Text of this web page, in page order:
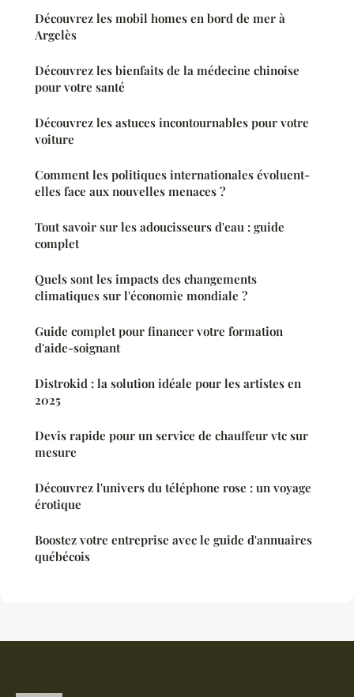
Découvrez les mobil homes en bord de mer à
Argelès
Découvrez les bienfaits de la médecine chinoise
pour votre santé
Découvrez les astuces incontournables pour votre
voiture
Comment les politiques internationales évoluent-
elles face aux nouvelles menaces ?
Tout savoir sur les adoucisseurs d'eau : guide
complet
Quels sont les impacts des changements
climatiques sur l'économie mondiale ?
Guide complet pour financer votre formation
d'aide-soignant
Distrokid : la solution idéale pour les artistes en
2025
Devis rapide pour un service de chauffeur vtc sur
mesure
Découvrez l'univers du téléphone rose : un voyage
érotique
Boostez votre entreprise avec le guide d'annuaires
québécois